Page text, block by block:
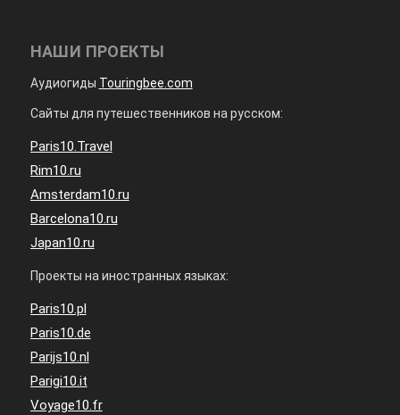
НАШИ ПРОЕКТЫ
Аудиогиды Touringbee.com
Сайты для путешественников на русском:
Paris10.Travel
Rim10.ru
Amsterdam10.ru
Barcelona10.ru
Japan10.ru
Проекты на иностранных языках:
Paris10.pl
Paris10.de
Parijs10.nl
Parigi10.it
Voyage10.fr